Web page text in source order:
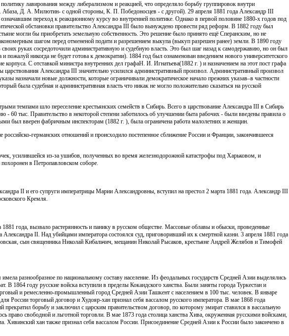
лавирования между либерализмом и реакцией, что определяло борьбу группировок внутри
Д. А. Милютин- с одной стороны, К. П. Победоносцев - с другой). 29 апреля 1881 года Александр III
переход к реакционному курсу во внутренней политике. Однако в первой половине 1880-х годов под
обстановки правительство Александра III было вынуждено провести ряд реформ. В 1882 году был
могли бы приобретать земельную собственность. Это решение было принято ещё Сперанским, но не
шагом перед отмененой подати и разрешением выкупа (выкуп разрешен ранее) земли. В 1890 году
своих руках сосредоточили административную и судебную власть. Это был шаг назад к самодержавию, но он был
пожалуй никогда не будет готова к демократии). 1884 год был ознаменован введением нового университетского
корпуса. С отставкой министра внутренних дел графаН. И. Игнатьева(1882 г. ) и назначением на этот пост графа
Александра III значительно усилился административный произвол. Административный произвол
назначали новые должности, которые ограничивали демократическое начало прежних указав–в частности
была судебная и административная власть что никак не могло положительно сказаться на русской
темпами шло переселение крестьянских семейств в Сибирь. Всего в царствование Александра III в Сибирь
60 тыс. Правительство в некоторой степени заботилось об улучшении быта рабочих - были введены правила о
был вверен фабричным инспекторам (1882 г. ), была ограничена работа малолетних и женщин.
германских отношений и происходило постепенное сближение России и Франции, закончившееся
усилившейся из-за ушибов, полученных во время железнодорожной катастрофы под Харьковом, и
в Петропавловском соборе.
II и его супруги императрицы Марии Александровны, вступил на престол 2 марта 1881 года. Александр III
Кремля.
года, вызвало растерянность и панику в русском обществе. Массовые облавы и обыски, проведенные
Александра II. Над убийцами императора состоялся суд, приговоривший их к смертной казни. 3 апреля 1881 года
сын священника Николай Кибальчич, мещанин Николай Рысаков, крестьяне Андрей Желябов и Тимофей
разнообразное по национальному составу население. Из феодальных государств Средней Азии выделялись
В 1864 году русские войска вступили в пределы Кокандского ханства. Были заняты города Туркестан и
и ремесленно-промышленный город Средней Азии Ташкент с населением в 100 тыс. человек. В январе
России торговый договор и Худояр-хан признал себя вассалом русского императора. В мае 1868 года
борьбу и заключил с царским правительством договор, по которому эмират ставился в вассальную
право свободной и льготной торговли. В мае 1873 года столица ханства Хива, окруженная русскими войсками,
Хивинский хан также признал себя вассалом России. Присоединение Средней Азии к России было закончено в